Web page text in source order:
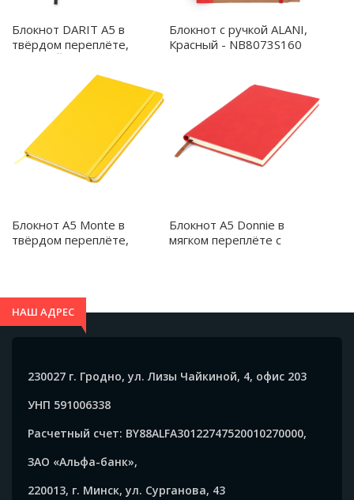
Блокнот DARIT A5 в
твёрдом переплёте,
Блокнот с ручкой ALANI,
Красный - NB8073S160
Блокнот A5 Monte в
твёрдом переплёте,
Блокнот A5 Donnie в
мягком переплёте c
НАШ АДРЕС
230027 г. Гродно, ул. Лизы Чайкиной, 4, офис 203
УНП 591006338
Расчетный счет: BY88ALFA30122747520010270000,
ЗАО «Альфа-банк»,
220013, г. Минск, ул. Сурганова, 43